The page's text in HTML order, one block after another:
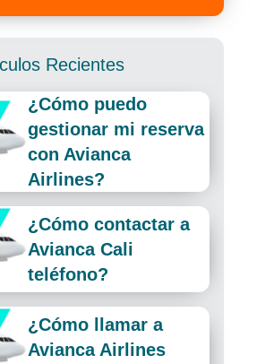
Recientes
¿Cómo puedo
gestionar mi reserva
con Avianca
Airlines?
¿Cómo contactar a
Avianca Cali
teléfono?
¿Cómo llamar a
Avianca Airlines